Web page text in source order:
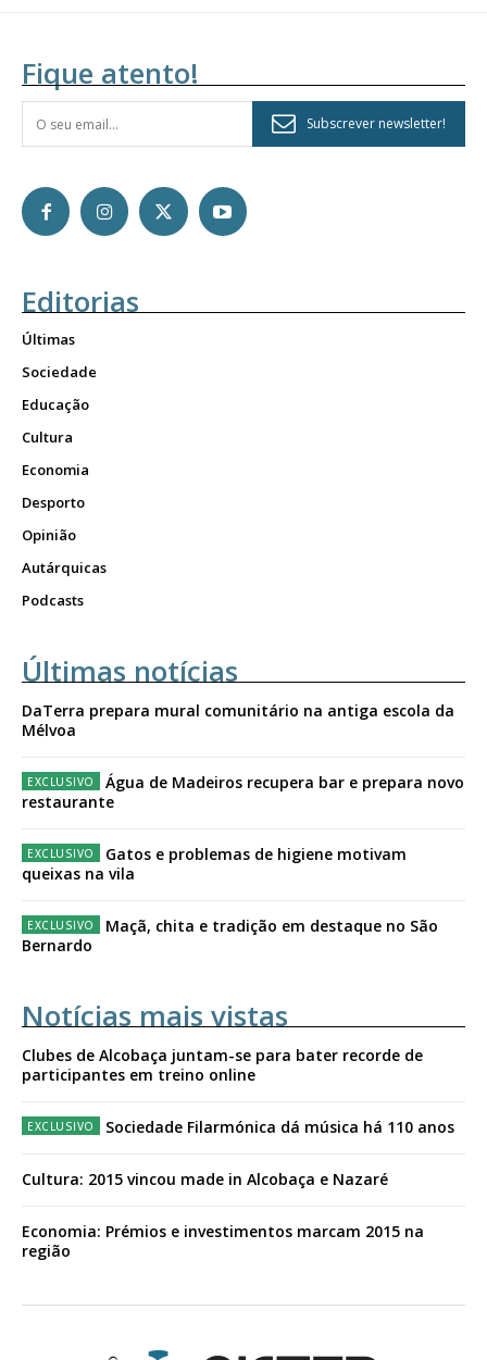
Fique atento!
Subscrever newsletter!
Editorias
Últimas
Sociedade
Educação
Cultura
Economia
Desporto
Opinião
Autárquicas
Podcasts
Últimas notícias
DaTerra prepara mural comunitário na antiga escola da
Mélvoa
Água de Madeiros recupera bar e prepara novo
restaurante
Gatos e problemas de higiene motivam
queixas na vila
Maçã, chita e tradição em destaque no São
Bernardo
Notícias mais vistas
Clubes de Alcobaça juntam-se para bater recorde de
participantes em treino online
Sociedade Filarmónica dá música há 110 anos
Cultura: 2015 vincou made in Alcobaça e Nazaré
Economia: Prémios e investimentos marcam 2015 na
região